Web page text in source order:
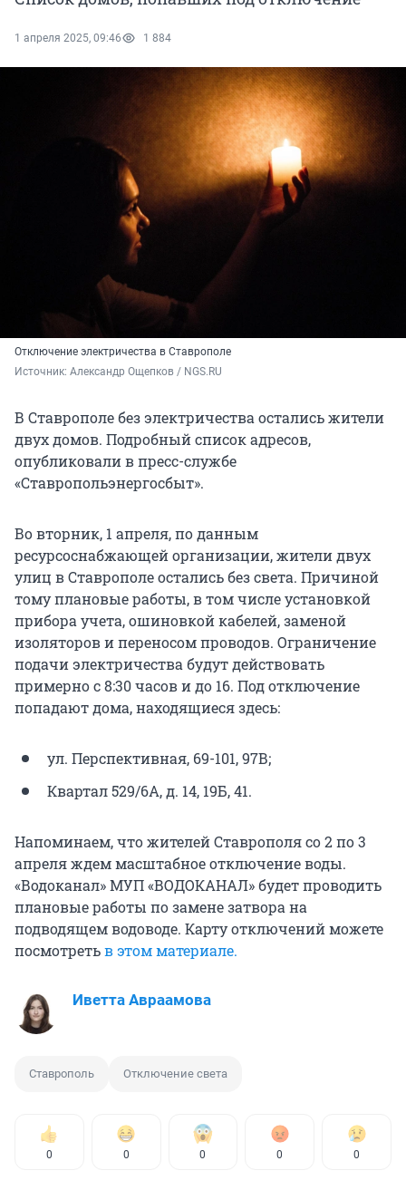
1 апреля 2025, 09:46 1 884
Отключение электричества в Ставрополе
Источник: Александр Ощепков / NGS.RU
В Ставрополе без электричества остались жители
двух домов. Подробный список адресов,
опубликовали в пресс-службе
«Ставропольэнергосбыт».
Во вторник, 1 апреля, по данным
ресурсоснабжающей организации, жители двух
улиц в Ставрополе остались без света. Причиной
тому плановые работы, в том числе установкой
прибора учета, ошиновкой кабелей, заменой
изоляторов и переносом проводов. Ограничение
подачи электричества будут действовать
примерно с 8:30 часов и до 16. Под отключение
попадают дома, находящиеся здесь:
ул. Перспективная, 69-101, 97В;
Квартал 529/6А, д. 14, 19Б, 41.
Напоминаем, что жителей Ставрополя со 2 по 3
апреля ждем масштабное отключение воды.
«Водоканал» МУП «ВОДОКАНАЛ» будет проводить
плановые работы по замене затвора на
подводящем водоводе. Карту отключений можете
посмотретьв этом материале.
Иветта Авраамова
Ставрополь Отключение света
0 0 0 0 0